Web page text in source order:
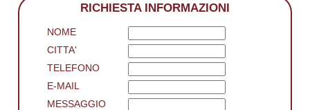
RICHIESTA INFORMAZIONI
NOME
CITTA'
TELEFONO
E-MAIL
MESSAGGIO